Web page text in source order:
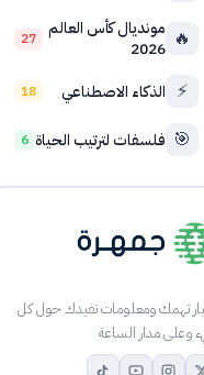
🔥 مونديال كأس العالم
2026
27
⚡ الذكاء الاصطناعي 18
🎯 فلسفات لترتيب الحياة 6
تهمك ومعلومات تفيدك حول كل
وعلى مدار الساعة